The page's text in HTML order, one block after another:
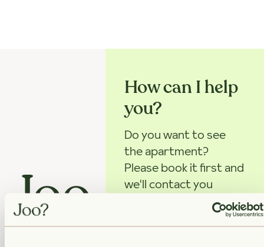
How can I help
you?
Do you want to see
the apartment?
Please book it first and
we'll contact you